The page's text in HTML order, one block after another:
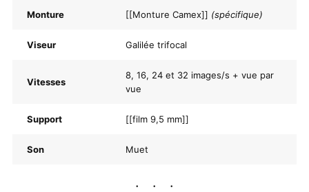
Monture [[Monture Camex]] (spécifique)
Viseur Galilée trifocal
Vitesses
8, 16, 24 et 32 images/s + vue par
vue
Support [[film 9,5 mm]]
Son Muet